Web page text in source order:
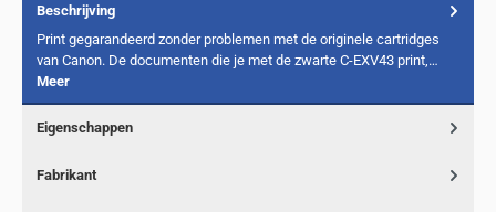
Beschrijving
Print gegarandeerd zonder problemen met de originele cartridges
van Canon. De documenten die je met de zwarte C-EXV43 print,…
Meer
Eigenschappen
Fabrikant